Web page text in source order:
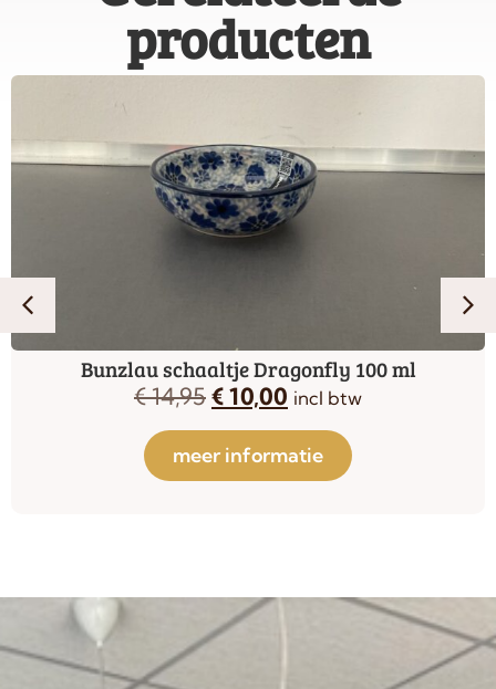
producten
Bunzlau schaaltje Dragonfly 100 ml
€14,95€10,00 incl btw
meer informatie